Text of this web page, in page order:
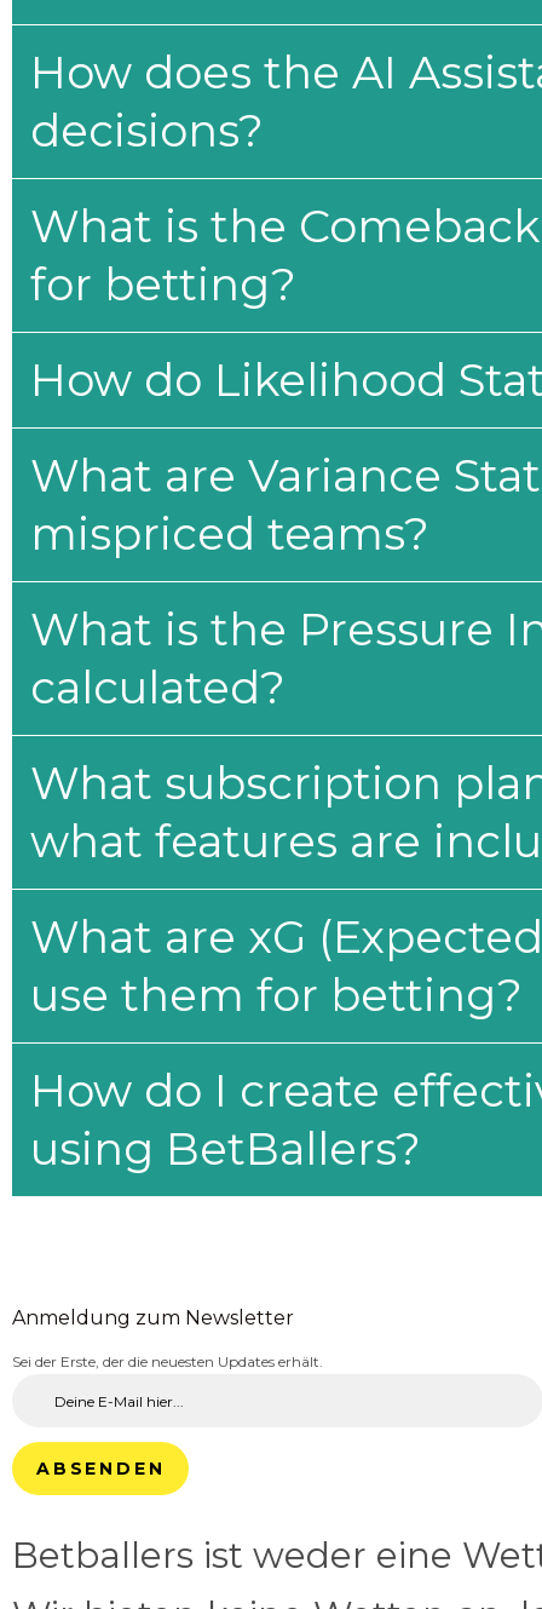
How does the AI
decisions?
What is the
for betting?
How do Likelihood
What are Variance
mispriced teams?
What is the Pressure
calculated?
What subscription
what features are
What are xG
use them for betting?
How do I create
using BetBallers?
Anmeldung zum Newsletter
Sei der Erste, der die neuesten Updates erhält.
ABSENDEN
Betballers ist weder eine